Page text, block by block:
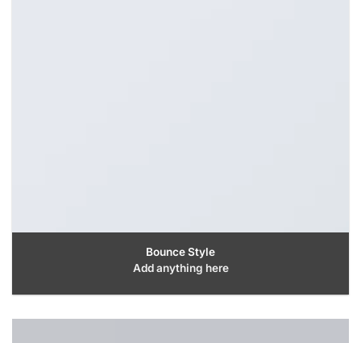
Bounce Style
Add anything here